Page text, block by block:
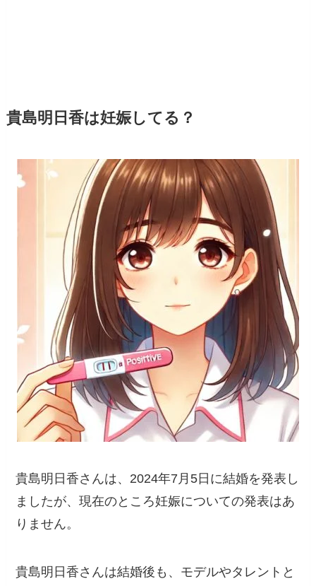
貴島明日香は妊娠してる？
貴島明日香さんは、2024年7月5日に結婚を発表し
ましたが、現在のところ妊娠についての発表はあ
りません。
貴島明日香さんは結婚後も、モデルやタレントと